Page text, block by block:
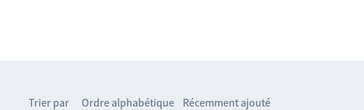
Trier par Ordre alphabétique Récemment ajouté